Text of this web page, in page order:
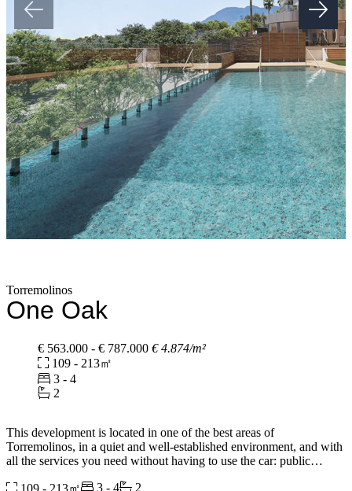
Torremolinos
One Oak
€ 563.000 - € 787.000 € 4.874/m²
109 - 213㎡
3 - 4
2
This development is located in one of the best areas of
Torremolinos, in a quiet and well-established environment, and with
all the services you need without having to use the car: public
109 - 213㎡ 3 - 4 2